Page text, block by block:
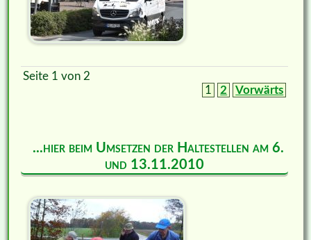
Seite 1 von 2
1
2 Vorwärts
...hier beim Umsetzen der Haltestellen am 6.
und 13.11.2010